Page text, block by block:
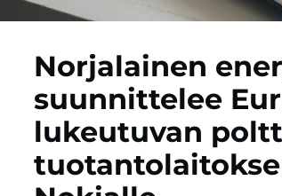
Norjalainen
suunnittelee
lukeutuvan